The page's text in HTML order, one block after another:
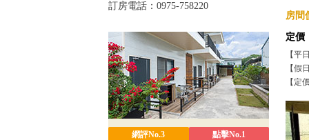
訂房電話：0975-758220
網評No.3 點擊No.1
房間
定價
【平
【假
【定